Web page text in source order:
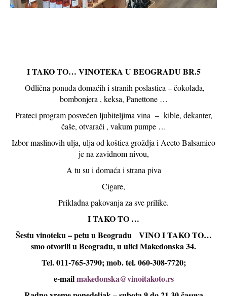
I TAKO TO… VINOTEKA U BEOGRADU BR.5
Odlična ponuda domaćih i stranih poslastica – čokolada,
bombonjera , keksa, Panettone …
Prateci program posvećen ljubiteljima vina – kible, dekanter,
čaše, otvarači , vakum pumpe …
Izbor maslinovih ulja, ulja od koštica groždja i Aceto Balsamico
je na zavidnom nivou,
A tu su i domaća i strana piva
Cigare,
Prikladna pakovanja za sve prilike.
I TAKO TO …
Šestuvinoteku – petu u Beogradu VINO I TAKO TO…
smo otvorili u Beogradu, u ulici Makedonska 34.
Tel. 011-765-3790; mob. tel. 060-308-7720;
e-mailmakedonska@vinoitakoto.rs